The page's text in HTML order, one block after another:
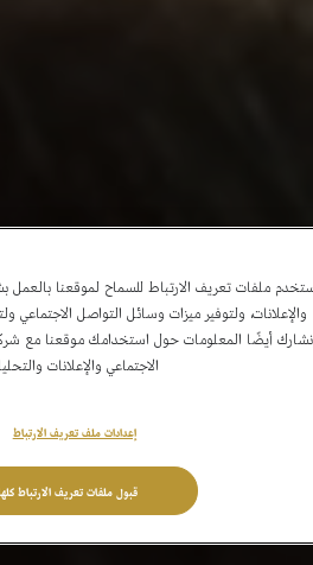
ملفات تعريف الارتباط للسماح لموقعنا
والإعلانات، ولتوفير ميزات وسائل التواصل الاجتماعي
أيضًا المعلومات حول استخدامك موقعنا مع
الاجتماعي والإعلانات
قبول ملفات تعريف الارتباط
إعدادات ملف تعريف الارتباط